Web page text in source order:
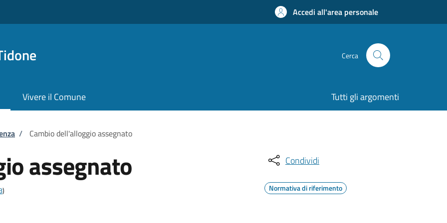
Accedi all'area personale
Cerca
Vivere il Comune Tutti gli argomenti
/ Cambio dell'alloggio assegnato
assegnato
)
Condividi
Normativa di riferimento